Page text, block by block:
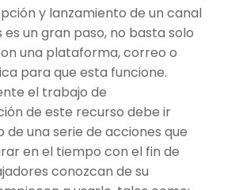
y lanzamiento de un canal
es un gran paso, no basta solo
una plataforma, correo o
para que esta funcione.
el trabajo de
de este recurso debe ir
una serie de acciones que
en el tiempo con el fin de
conozcan de su